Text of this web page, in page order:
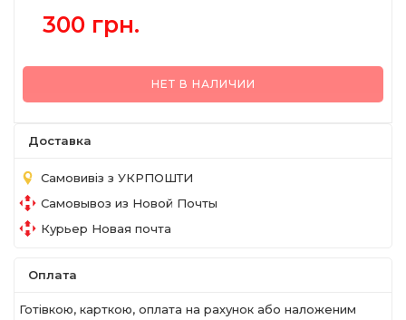
300 грн.
НЕТ В НАЛИЧИИ
Доставка
Самовивіз з УКРПОШТИ
Самовывоз из Новой Почты
Курьер Новая почта
Оплата
Готівкою, карткою, оплата на рахунок або наложеним